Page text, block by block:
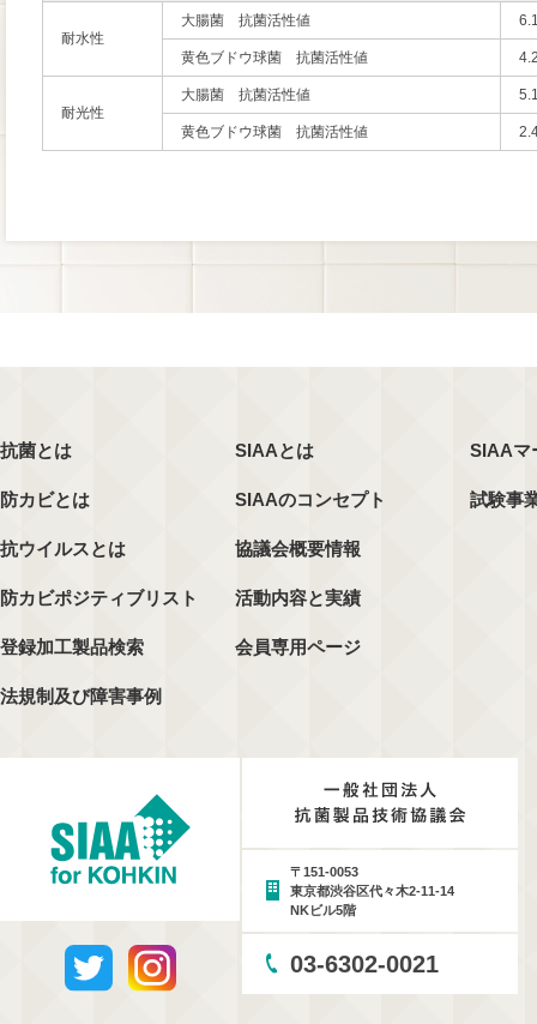
耐水性
大腸菌 抗菌活性値
黄色ブドウ球菌 抗菌活性値
耐光性
大腸菌 抗菌活性値
黄色ブドウ球菌 抗菌活性値
抗菌とは
防カビとは
抗ウイルスとは
防カビポジティブリスト
登録加工製品検索
法規制及び障害事例
SIAAとは
SIAAのコンセプト
協議会概要情報
活動内容と実績
会員専用ページ
SIAAマ
試験事
〒151-0053
東京都渋谷区代々木2-11-14
NKビル5階
03-6302-0021